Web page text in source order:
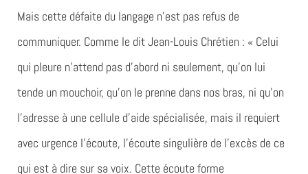
Mais cette défaite du langage n’est pas refus de
communiquer. Comme le dit Jean-Louis Chrétien : « Celui
qui pleure n’attend pas d’abord ni seulement, qu’on lui
tende un mouchoir, qu’on le prenne dans nos bras, ni qu’on
l’adresse à une cellule d’aide spécialisée, mais il requiert
avec urgence l’écoute, l’écoute singulière de l’excès de ce
qui est à dire sur sa voix. Cette écoute forme